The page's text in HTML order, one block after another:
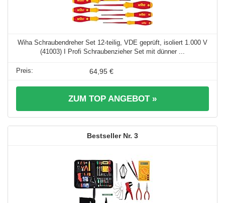
Wiha Schraubendreher Set 12-teilig, VDE geprüft, isoliert 1.000 V
(41003) I Profi Schraubenzieher Set mit dünner ...
64,95 €
ZUM TOP ANGEBOT »
3